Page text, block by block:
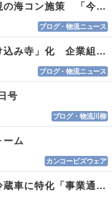
違う違うそれじゃない 現場無視の海コン施策 「今でも平均２～３時間は待つ」
ブログ・物流ニュース
白ナンバートラック規制で「駆け込み寺」化 企業組合が入会基準を見直しへ
ブログ・物流ニュース
号
ブログ・物流川柳
ーム
カンコービズウェア
ヘイワオートサービス 冷凍・冷蔵車に特化「事業通じ貢献目指す」